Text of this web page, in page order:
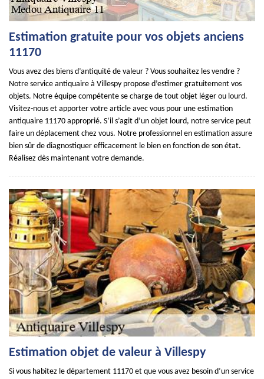
Estimation gratuite pour vos objets anciens
11170
Vous avez des biens d’antiquité de valeur ? Vous souhaitez les vendre ?
Notre service antiquaire à Villespy propose d’estimer gratuitement vos
objets. Notre équipe compétente se charge de tout objet léger ou lourd.
Visitez-nous et apporter votre article avec vous pour une estimation
antiquaire 11170 approprié. S’il s’agit d’un objet lourd, notre service peut
faire un déplacement chez vous. Notre professionnel en estimation assure
bien sûr de diagnostiquer efficacement le bien en fonction de son état.
Réalisez dès maintenant votre demande.
Estimation objet de valeur à Villespy
Si vous habitez le département 11170 et que vous avez besoin d’un service